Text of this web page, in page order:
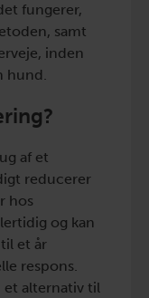
fungerer,
samt
inden
hund.
af et
reducerer
hos
og kan
et år
respons.
et alternativ til